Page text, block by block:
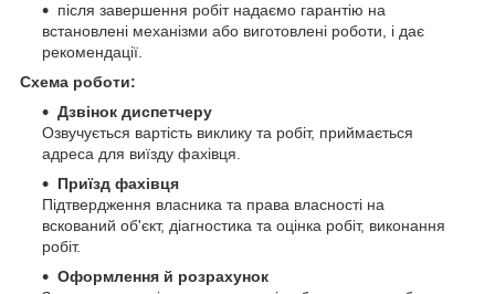
після завершення робіт надаємо гарантію на
встановлені механізми або виготовлені роботи, і дає
рекомендації.
Схема роботи:
Дзвінок диспетчеру
Озвучується вартість виклику та робіт, приймається
адреса для виїзду фахівця.
Приїзд фахівця
Підтвердження власника та права власності на
вскований об'єкт, діагностика та оцінка робіт, виконання
робіт.
Оформлення й розрахунок